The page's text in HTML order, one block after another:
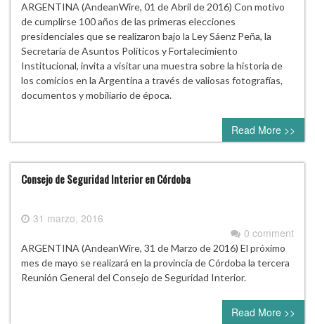
ARGENTINA (AndeanWire, 01 de Abril de 2016) Con motivo
de cumplirse 100 años de las primeras elecciones
presidenciales que se realizaron bajo la Ley Sáenz Peña, la
Secretaría de Asuntos Políticos y Fortalecimiento
Institucional, invita a visitar una muestra sobre la historia de
los comicios en la Argentina a través de valiosas fotografías,
documentos y mobiliario de época.
Read More >>
Consejo de Seguridad Interior en Córdoba
31 marzo, 2016
0 comment
ARGENTINA (AndeanWire, 31 de Marzo de 2016) El próximo
mes de mayo se realizará en la provincia de Córdoba la tercera
Reunión General del Consejo de Seguridad Interior.
Read More >>